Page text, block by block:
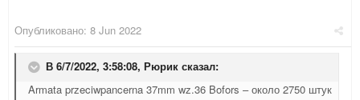
Опубликовано: 8 Jun 2022
В 6/7/2022, 3:58:08, Рюрик сказал:
Armata przeciwpancerna 37mm wz.36 Bofors – около 2750 штук